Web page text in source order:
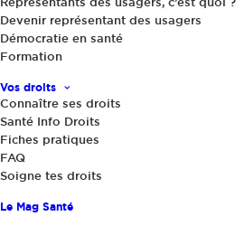
Devenir représentant des usagers
Démocratie en santé
Formation
Vos droits
Connaître ses droits
Santé Info Droits
Fiches pratiques
FAQ
Soigne tes droits
Le Mag Santé
les usagers ?